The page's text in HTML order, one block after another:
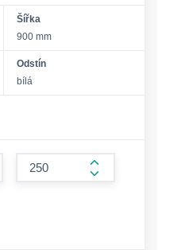
Šířka
900 mm
Odstín
bílá
form.increase-